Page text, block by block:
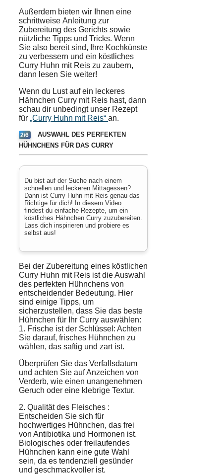
Außerdem bieten wir Ihnen eine
schrittweise Anleitung zur
Zubereitung des Gerichts sowie
nützliche Tipps und Tricks. Wenn
Sie also bereit sind, Ihre Kochkünste
zu verbessern und ein köstliches
Curry Huhn mit Reis zu zaubern,
dann lesen Sie weiter!
Wenn du Lust auf ein leckeres
Hähnchen Curry mit Reis hast, dann
schau dir unbedingt unser Rezept
für „Curry Huhn mit Reis“ an.
2/6
AUSWAHL DES PERFEKTEN
HÜHNCHENS FÜR DAS CURRY
Du bist auf der Suche nach einem
schnellen und leckeren Mittagessen?
Dann ist Curry Huhn mit Reis genau das
Richtige für dich! In diesem Video
findest du einfache Rezepte, um ein
köstliches Hähnchen Curry zuzubereiten.
Lass dich inspirieren und probiere es
selbst aus!
Bei der Zubereitung eines köstlichen
Curry Huhn mit Reis ist die Auswahl
des perfekten Hühnchens von
entscheidender Bedeutung. Hier
sind einige Tipps, um
sicherzustellen, dass Sie das beste
Hühnchen für Ihr Curry auswählen:
1. Frische ist der Schlüssel: Achten
Sie darauf, frisches Hühnchen zu
wählen, das saftig und zart ist.
Überprüfen Sie das Verfallsdatum
und achten Sie auf Anzeichen von
Verderb, wie einen unangenehmen
Geruch oder eine klebrige Textur.
2. Qualität des Fleisches :
Entscheiden Sie sich für
hochwertiges Hühnchen, das frei
von Antibiotika und Hormonen ist.
Biologisches oder freilaufendes
Hühnchen kann eine gute Wahl
sein, da es tendenziell gesünder
und geschmackvoller ist.